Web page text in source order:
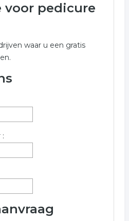
overzicht van alle pedicure
de omgeving van Utrecht
voor pedicure in de regio
formulier dan zo volledig
bedrijven zijn gelinkt aan
nagelstudio
voor pedicure
waar u een gratis